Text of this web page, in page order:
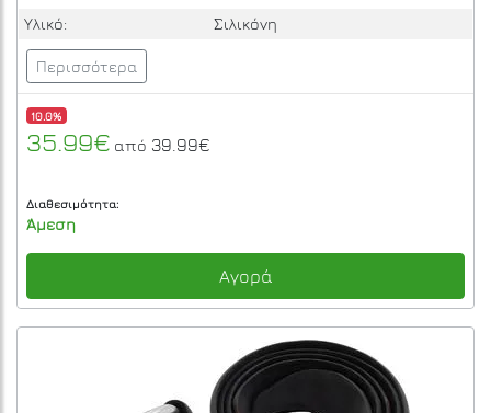
Υλικό:
Σιλικόνη
Περισσότερα
10.0%
35.99€ από 39.99€
Διαθεσιμότητα:
Άμεση
Αγορά